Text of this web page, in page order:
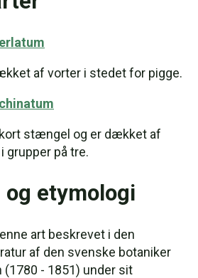
af vorter i stedet for pigge.
stængel og er dækket af
grupper på tre.
og etymologi
art beskrevet i den
af den svenske botaniker
(1780 - 1851) under sit